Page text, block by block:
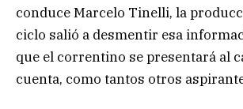
conduce Marcelo Tinelli, la
ciclo salió a desmentir esa
que el correntino se presentará al
cuenta, como tantos otros